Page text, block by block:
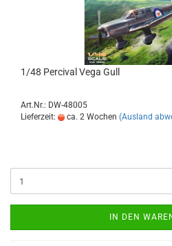
1/48 Percival Vega Gull
Art.Nr.: DW-48005
Lieferzeit:
ca. 2 Wochen (Ausland
IN DEN